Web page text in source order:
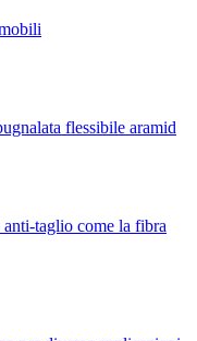
flessibile aramid
anti-taglio come la fibra